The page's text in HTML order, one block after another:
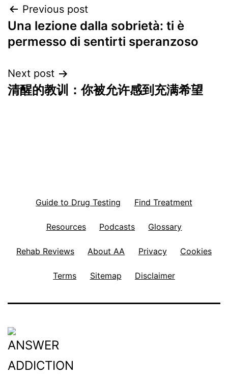
Post
navigation
Previous post
Una lezione dalla sobrietà: ti è
permesso di sentirti speranzoso
Next post
清醒的教训：你被允许感到充满希望
Guide to Drug Testing Find Treatment
Resources Podcasts Glossary
Rehab Reviews About AA Privacy Cookies
Terms Sitemap Disclaimer